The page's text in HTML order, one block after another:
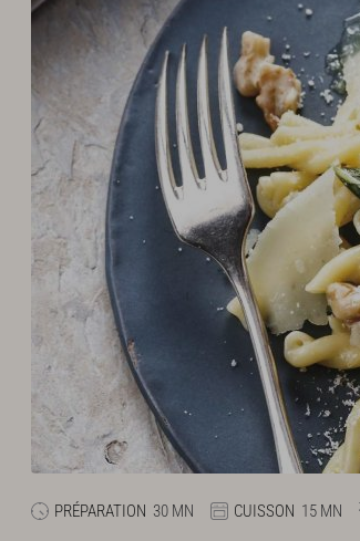
PRÉPARATION 30 MN CUISSON 15 MN